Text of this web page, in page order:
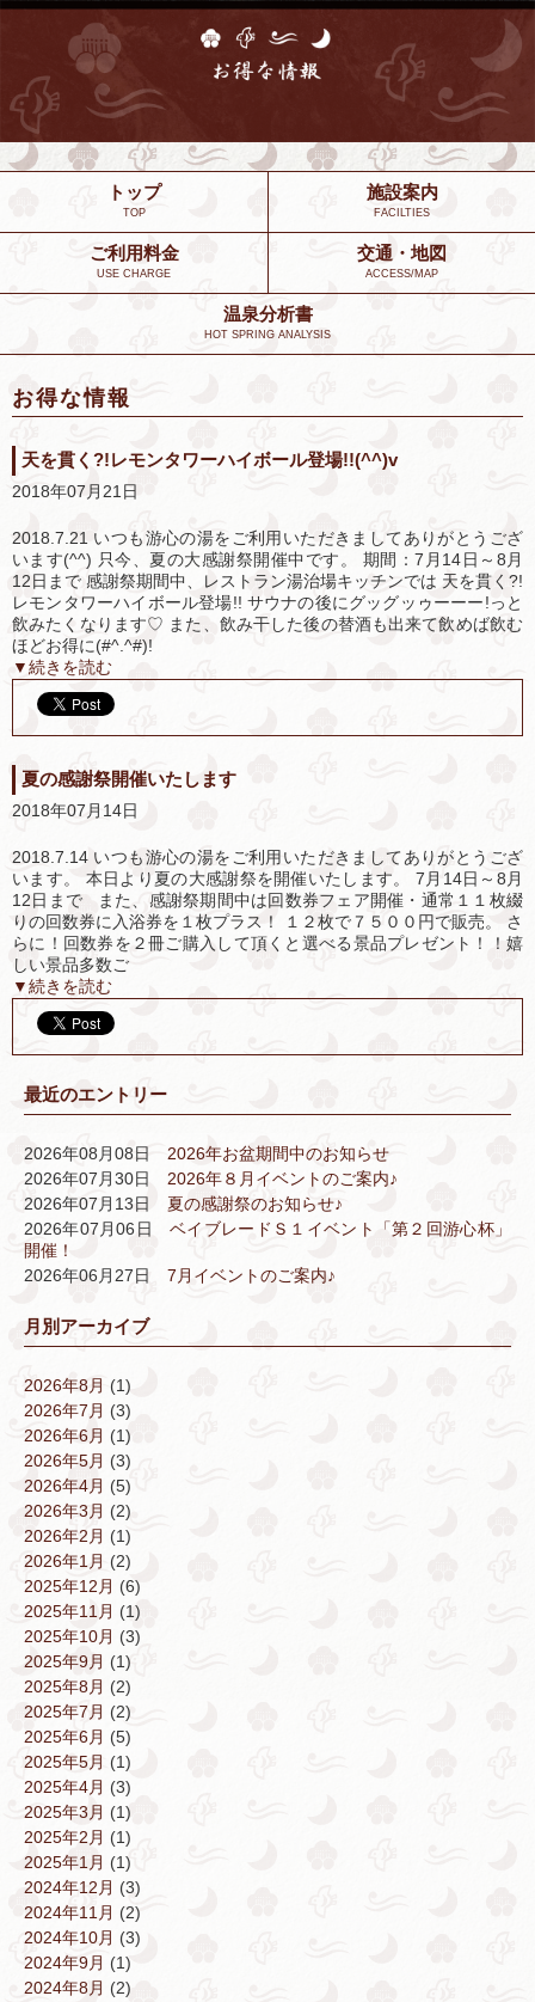
トップ
TOP
施設案内
FACILTIES
ご利用料金
USE CHARGE
交通・地図
ACCESS/MAP
温泉分析書
HOT SPRING ANALYSIS
お得な情報
天を貫く?!レモンタワーハイボール登場!!(^^)v
2018年07月21日
2018.7.21 いつも游心の湯をご利用いただきましてありがとうござ
います(^^) 只今、夏の大感謝祭開催中です。 期間：7月14日～8月
12日まで 感謝祭期間中、レストラン湯治場キッチンでは 天を貫く?!
レモンタワーハイボール登場!! サウナの後にグッグッゥーーー!っと
飲みたくなります♡ また、飲み干した後の替酒も出来て飲めば飲む
ほどお得に(#^.^#)!
▼続きを読む
夏の感謝祭開催いたします
2018年07月14日
2018.7.14 いつも游心の湯をご利用いただきましてありがとうござ
います。 本日より夏の大感謝祭を開催いたします。 7月14日～8月
12日まで また、感謝祭期間中は回数券フェア開催・通常１１枚綴
りの回数券に入浴券を１枚プラス！ １２枚で７５００円で販売。 さ
らに！回数券を２冊ご購入して頂くと選べる景品プレゼント！！嬉
しい景品多数ご
▼続きを読む
最近のエントリー
2026年08月08日 2026年お盆期間中のお知らせ
2026年07月30日 2026年８月イベントのご案内♪
2026年07月13日 夏の感謝祭のお知らせ♪
2026年07月06日ベイブレードＳ１イベント「第２回游心杯」
開催！
2026年06月27日 7月イベントのご案内♪
月別アーカイブ
2026年8月 (1)
2026年7月 (3)
2026年6月 (1)
2026年5月 (3)
2026年4月 (5)
2026年3月 (2)
2026年2月 (1)
2026年1月 (2)
2025年12月 (6)
2025年11月 (1)
2025年10月 (3)
2025年9月 (1)
2025年8月 (2)
2025年7月 (2)
2025年6月 (5)
2025年5月 (1)
2025年4月 (3)
2025年3月 (1)
2025年2月 (1)
2025年1月 (1)
2024年12月 (3)
2024年11月 (2)
2024年10月 (3)
2024年9月 (1)
2024年8月 (2)